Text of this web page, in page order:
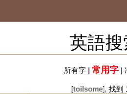
英語
所有字| 常用字|
[toilsome], 找到